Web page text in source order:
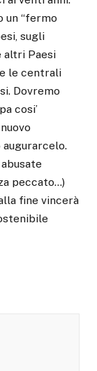
un “fermo
sugli
altri Paesi
le centrali
Dovremo
cosi’
peccato…)
fine vincerà